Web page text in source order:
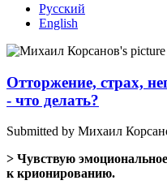
Русский
English
Отторжение, страх,
- что делать?
Submitted by Михаил
> Чувствую
к крионированию.